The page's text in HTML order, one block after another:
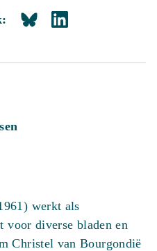
werkt als
voor diverse bladen en
Christel van Bourgondië